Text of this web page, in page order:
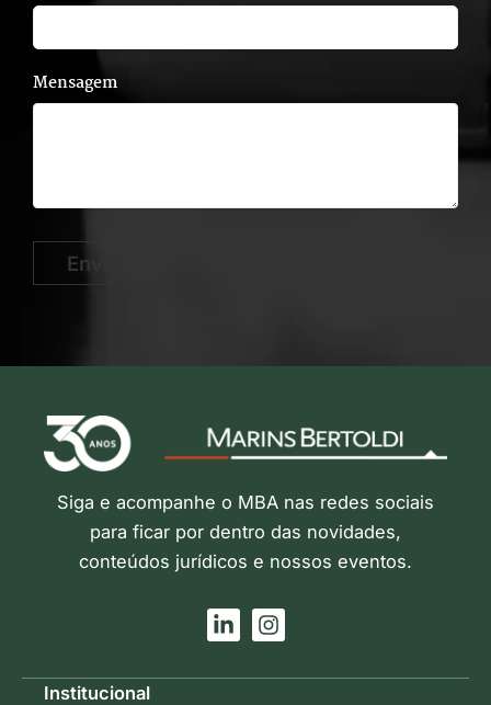
Mensagem
Enviar
Siga e acompanhe o MBA nas redes sociais
para ficar por dentro das novidades,
conteúdos jurídicos e nossos eventos.
L
i
k
I
n
t
Institucional